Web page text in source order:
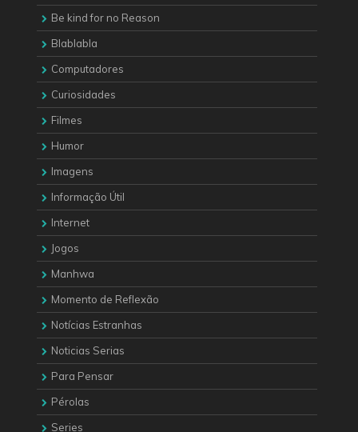
Be kind for no Reason
Blablabla
Computadores
Curiosidades
Filmes
Humor
Imagens
Informação Útil
Internet
Jogos
Manhwa
Momento de Reflexão
Notícias Estranhas
Noticias Serias
Para Pensar
Pérolas
Series